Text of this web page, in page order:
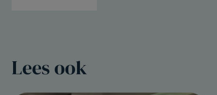
Lees ook